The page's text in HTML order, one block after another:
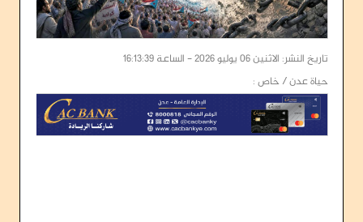
تاريخ النشر: الاثنين 06 يوليو 2026 - الساعة 16:13:39
حياة عدن / خاص :